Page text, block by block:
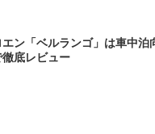
エン「ベルランゴ」は車中
底レビュー